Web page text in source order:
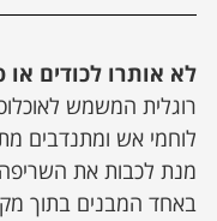
לא אותרו לכודים או
רוגלית המשמש
לוחמי אש ומתנדבים
מנת לכבות את השריפה
באחד המבנים בתוך